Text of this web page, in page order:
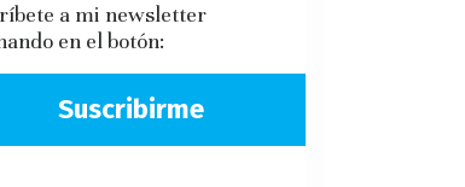
a mi newsletter
en el botón:
Suscribirme